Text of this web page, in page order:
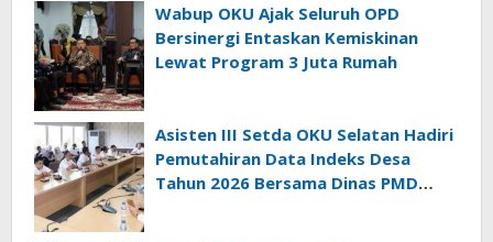
Wabup OKU Ajak Seluruh OPD
Bersinergi Entaskan Kemiskinan
Lewat Program 3 Juta Rumah
Asisten III Setda OKU Selatan Hadiri
Pemutahiran Data Indeks Desa
Tahun 2026 Bersama Dinas PMD